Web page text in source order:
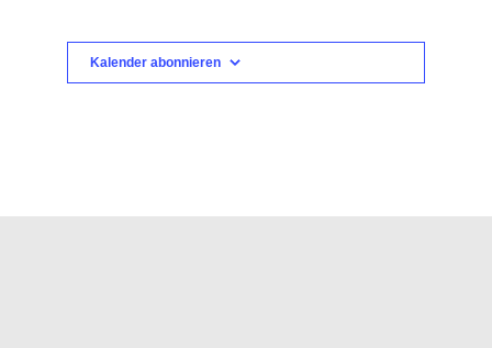
Kalender abonnieren